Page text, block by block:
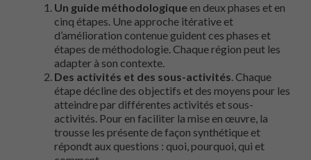
Un guide méthodologique en deux phases et en
cinq étapes. Une approche itérative et
d’amélioration contenue guident ces phases et
étapes de méthodologie. Chaque région peut les
adapter à son contexte.
Des activités et des sous-activités. Chaque
étape décline des objectifs et des moyens pour les
atteindre par différentes activités et sous-
activités. Pour en faciliter la mise en œuvre, la
trousse les présente de façon synthétique et
répondt aux questions : quoi, pourquoi, qui et